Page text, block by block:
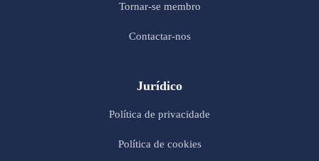
Tornar-se membro
Contactar-nos
Jurídico
Política de privacidade
Política de cookies